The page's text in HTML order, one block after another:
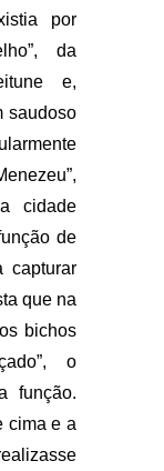
por
da
e,
saudoso
cidade
de
capturar
que na
bichos
o
função.
cima e a